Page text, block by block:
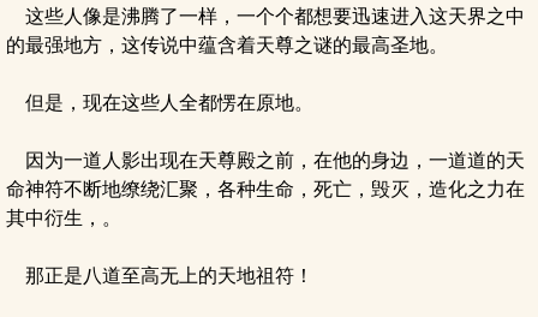
这些人像是沸腾了一样，一个个都想要迅速进入这天界之中
的最强地方，这传说中蕴含着天尊之谜的最高圣地。
但是，现在这些人全都愣在原地。
因为一道人影出现在天尊殿之前，在他的身边，一道道的天
命神符不断地缭绕汇聚，各种生命，死亡，毁灭，造化之力在
其中衍生，。
那正是八道至高无上的天地祖符！